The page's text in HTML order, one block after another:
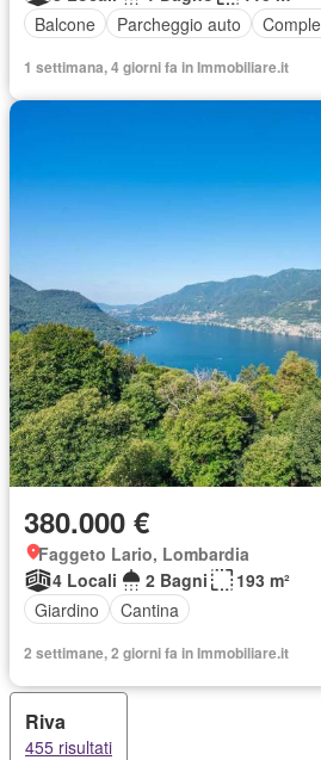
Balcone
Parcheggio auto
1 settimana, 4 giorni fa in Immobiliare.it
380.000 €
Faggeto Lario, Lombardia
4 Locali
2 Bagni
193 m²
Giardino
Cantina
2 settimane, 2 giorni fa in Immobiliare.it
Riva
455 risultati